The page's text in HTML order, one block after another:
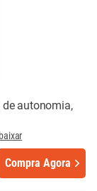
autonomia,
Compra Agora